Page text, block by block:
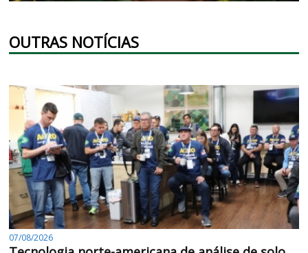
OUTRAS NOTÍCIAS
07/08/2026